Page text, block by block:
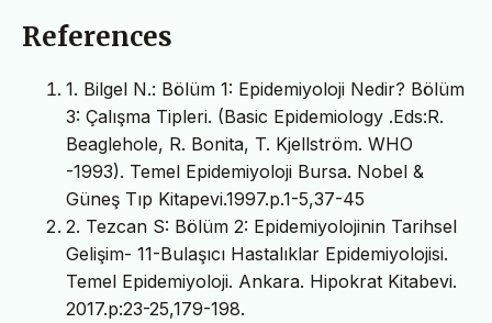
References
1. Bilgel N.: Bölüm 1: Epidemiyoloji Nedir? Bölüm
3: Çalışma Tipleri. (Basic Epidemiology .Eds:R.
Beaglehole, R. Bonita, T. Kjellström. WHO
-1993). Temel Epidemiyoloji Bursa. Nobel &
Güneş Tıp Kitapevi.1997.p.1-5,37-45
2. Tezcan S: Bölüm 2: Epidemiyolojinin Tarihsel
Gelişim- 11-Bulaşıcı Hastalıklar Epidemiyolojisi.
Temel Epidemiyoloji. Ankara. Hipokrat Kitabevi.
2017.p:23-25,179-198.